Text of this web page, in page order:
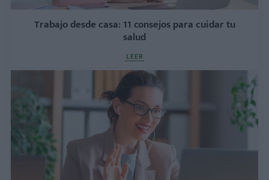
Trabajo desde casa: 11 consejos para cuidar tu
salud
LEER